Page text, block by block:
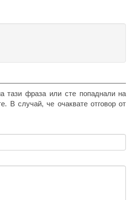
тази фраза или сте попаднали на
В случай, че очаквате отговор от